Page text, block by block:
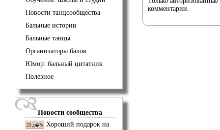
Новости танцсообщества
Бальные истории
Бальные танцы
Организаторы балов
Юмор: бальный цитатник
Полезное
Новости сообщества
25 д�?к Хороший подарок на
комментарии.